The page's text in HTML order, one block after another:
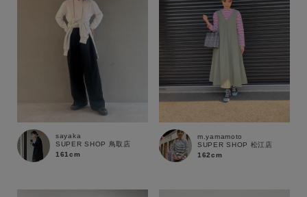
sayaka
SUPER SHOP 鳥取店
161cm
m.yamamoto
SUPER SHOP 松江店
162cm